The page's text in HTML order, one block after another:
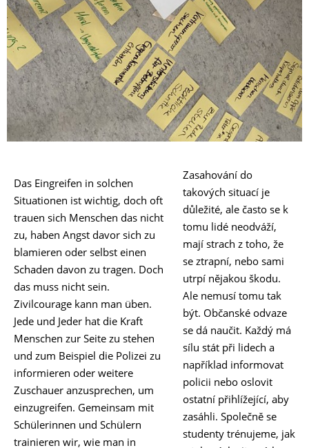
Das Eingreifen in solchen
Situationen ist wichtig, doch oft
trauen sich Menschen das nicht
zu, haben Angst davor sich zu
blamieren oder selbst einen
Schaden davon zu tragen. Doch
das muss nicht sein.
Zivilcourage kann man üben.
Jede und Jeder hat die Kraft
Menschen zur Seite zu stehen
und zum Beispiel die Polizei zu
informieren oder weitere
Zuschauer anzusprechen, um
einzugreifen. Gemeinsam mit
Schülerinnen und Schülern
trainieren wir, wie man in
Zasahování do
takových situací je
důležité, ale často se k
tomu lidé neodváží,
mají strach z toho, že
se ztrapní, nebo sami
utrpí nějakou škodu.
Ale nemusí tomu tak
být. Občanské odvaze
se dá naučit. Každý má
sílu stát při lidech a
například informovat
policii nebo oslovit
ostatní přihlížející, aby
zasáhli. Společně se
studenty trénujeme, jak